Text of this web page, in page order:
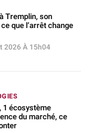
Tremplin, son
que l’arrêt change
2026 À 15h04
1 écosystème
du marché, ce